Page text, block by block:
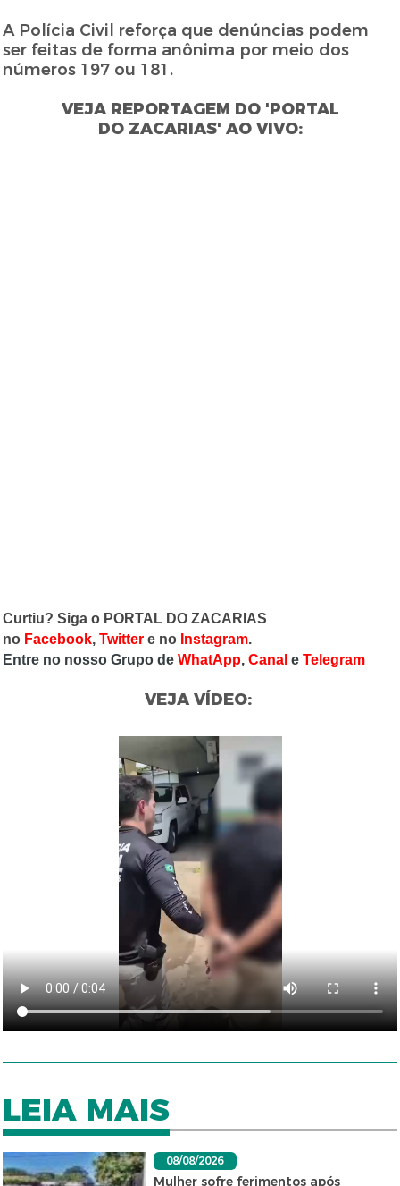
A Polícia Civil reforça que denúncias podem
ser feitas de forma anônima por meio dos
números 197 ou 181.
VEJA REPORTAGEM DO 'PORTAL
DO ZACARIAS' AO VIVO:
Curtiu? Siga o PORTAL DO ZACARIAS
no Facebook,Twitter e no Instagram.
Entre no nosso Grupo deWhatApp,Canal eTelegram
VEJA VÍDEO:
LEIA MAIS
08/08/2026
Mulher sofre ferimentos após